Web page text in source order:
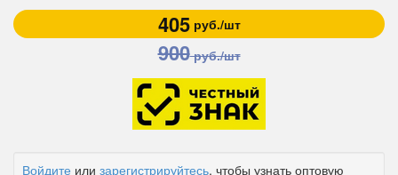
405руб./шт
900руб./шт
Войдите или зарегистрируйтесь, чтобы узнать оптовую